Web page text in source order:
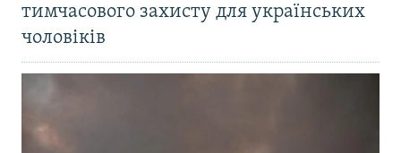
тимчасового захисту для українських
чоловіків